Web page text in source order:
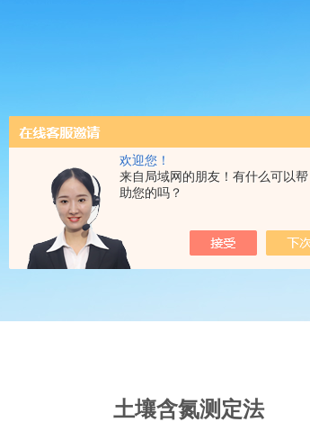
欢迎您！
来自局域网的朋友！有什么可以帮
助您的吗？
土壤含氮测定法